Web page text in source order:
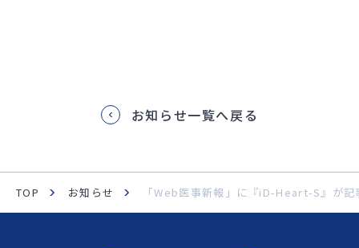
お知らせ一覧へ戻る
TOP お知らせ 「Web医事新報」に『iD-Heart-S』が